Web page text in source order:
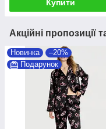
Купити
Акційні пропозиції
Новинка
–20%
Подарунок